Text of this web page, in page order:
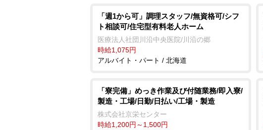
「週1から可」調理スタッフ/無資格可/シフ
ト相談可/住宅型有料老人ホーム
医療法人社団川沿中央医院/川沿の郷
時給1,075円
アルバイト・パート / 北海道
「寮完備」めっき作業及び付随業務/即入寮/
製造・工場/日勤/日払い/工場・製造
株式会社京栄センター
時給1,200円～1,500円